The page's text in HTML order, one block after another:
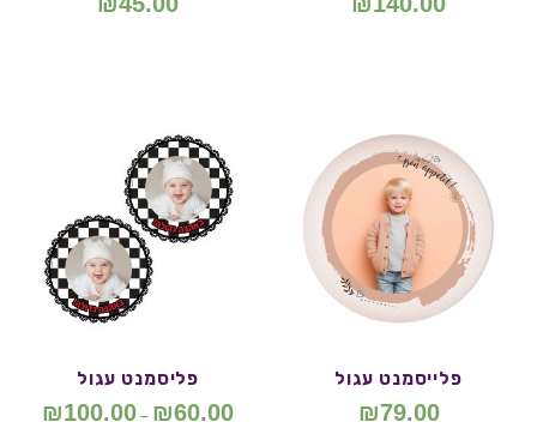
פלייסמנט עגול
₪79.00
פליסמנט עגול
₪60.00
–
₪100.00